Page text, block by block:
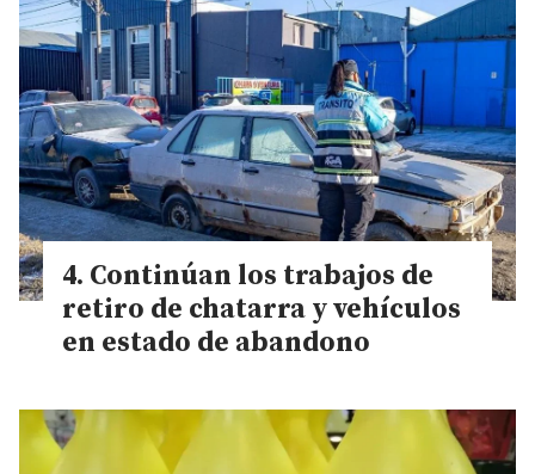
Continúan los trabajos de
retiro de chatarra y vehículos
en estado de abandono